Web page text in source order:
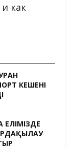
как
КЕШЕНІ
ЕЛІМІЗДЕ